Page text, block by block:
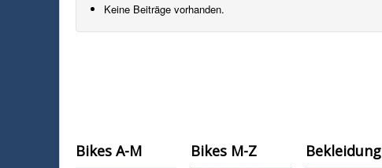
Keine Beiträge vorhanden.
Bikes A-M Bikes M-Z Bekleidung